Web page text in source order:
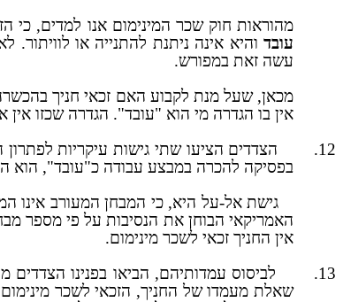
מהוראות חוק שכר המינימום אנו למדים, כי
עובד והיא אינה ניתנת להתנייה או
עשה זאת במפורש.
מכאן, שעל מנת לקבוע האם זכאי חניך
אין בו הגדרה מי הוא "עובד". הגדרה שכזו
12.
הצדדים הציעו שתי גישות עיקריות
בפסיקה להכרה במבצע עבודה כ"עובד", הוא
גישת אל-על היא, כי המבחן המעורב אינו
האמריקאי הבוחן את הנסיבות על פי מספר
אין החניך זכאי לשכר מינימום.
13.
לביסוס עמדותיהם, הביאו בפנינו הצדדים
שאלת מעמדו של החניך, הזכאי לשכר